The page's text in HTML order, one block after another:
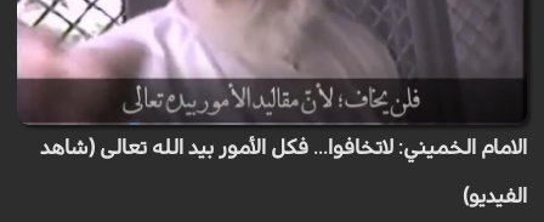
الامام الخميني: لاتخافوا... فكل الأمور بيد الله تعالى (شاهد
الفيديو)